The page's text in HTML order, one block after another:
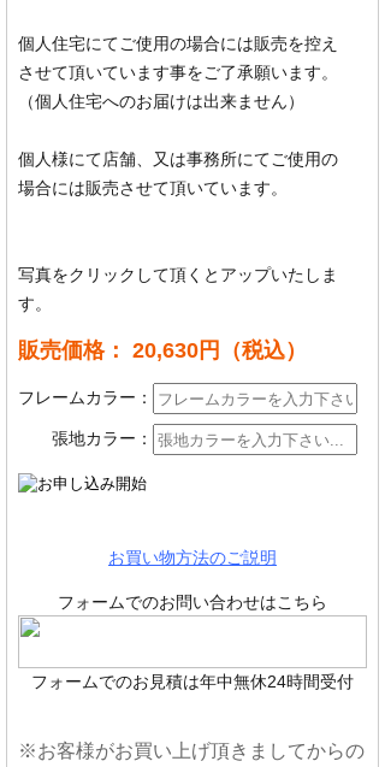
個人住宅にてご使用の場合には販売を控え
させて頂いています事をご了承願います。
（個人住宅へのお届けは出来ません）
個人様にて店舗、又は事務所にてご使用の
場合には販売させて頂いています。
写真をクリックして頂くとアップいたしま
す。
販売価格： 20,630円 （税込）
フレームカラー：
張地カラー：
お買い物方法のご説明
フォームでのお問い合わせはこちら
フォームでのお見積は年中無休24時間受付
※お客様がお買い上げ頂きましてからの